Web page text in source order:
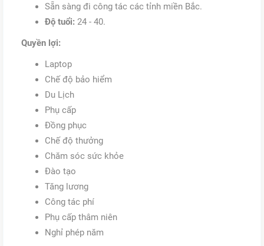
Sẵn sàng đi công tác các tỉnh miền Bắc.
Độ tuổi:24 - 40.
Quyền lợi:
Laptop
Chế độ bảo hiểm
Du Lịch
Phụ cấp
Đồng phục
Chế độ thưởng
Chăm sóc sức khỏe
Đào tạo
Tăng lương
Công tác phí
Phụ cấp thâm niên
Nghỉ phép năm